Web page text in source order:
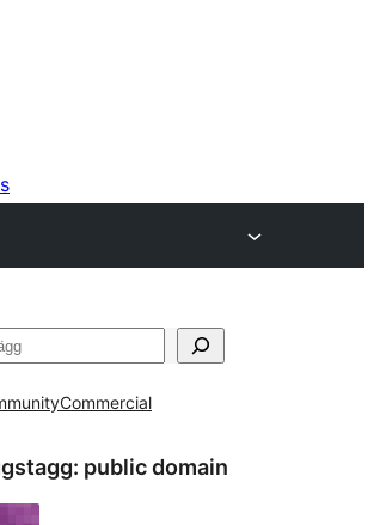
Commercial
public domain